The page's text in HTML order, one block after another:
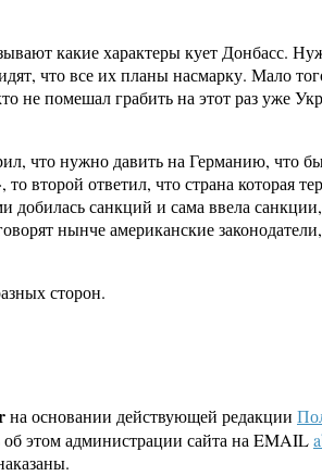
какие характеры кует Донбасс.
что все их планы насмарку. Мало
не помешал грабить на этот раз уже
что нужно давить на Германию, что
второй ответил, что страна которая
санкций и сама ввела
нынче американские
сторон.
на основании действующей редакции
этом администрации сайта на EMAIL